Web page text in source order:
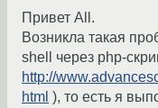
Привет All.
Возникла такая
shell через php-
http://
html ), то есть я